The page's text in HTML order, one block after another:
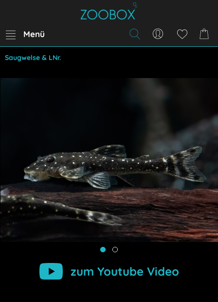
Menü
Saugwelse & LNr.
zum Youtube Video